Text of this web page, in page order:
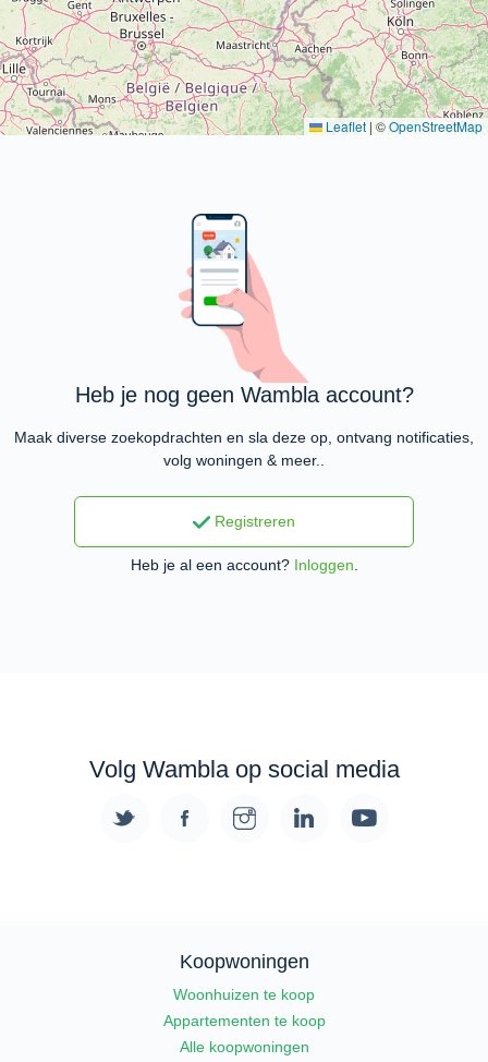
Leaflet | ©OpenStreetMap
Heb je nog geen Wambla account?
Maak diverse zoekopdrachten en sla deze op, ontvang notificaties,
volg woningen & meer..
Registreren
Heb je al een account? Inloggen
Volg Wambla op social media
Koopwoningen
Woonhuizen te koop
Appartementen te koop
Alle koopwoningen